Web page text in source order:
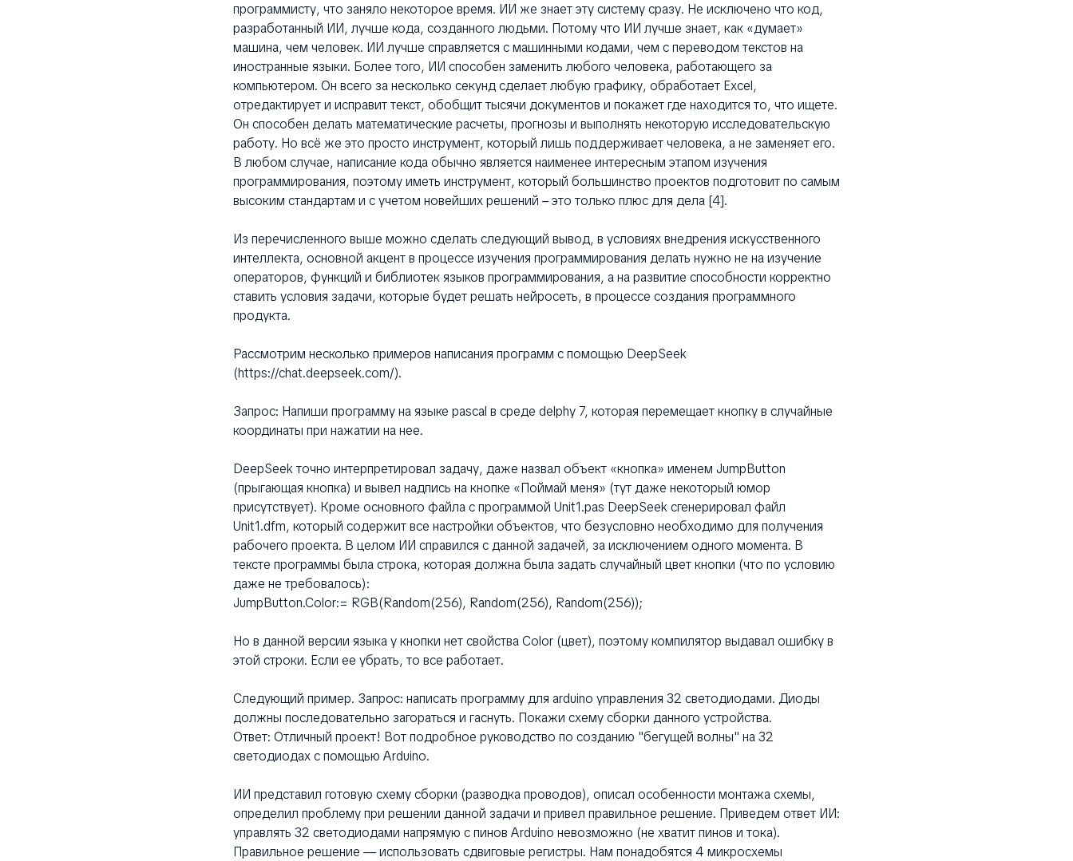
программисту, что заняло некоторое время. ИИ же знает эту систему сразу. Не исключено что код,
разработанный ИИ, лучше кода, созданного людьми. Потому что ИИ лучше знает, как «думает»
машина, чем человек. ИИ лучше справляется с машинными кодами, чем с переводом текстов на
иностранные языки. Более того, ИИ способен заменить любого человека, работающего за
компьютером. Он всего за несколько секунд сделает любую графику, обработает Excel,
отредактирует и исправит текст, обобщит тысячи документов и покажет где находится то, что ищете.
Он способен делать математические расчеты, прогнозы и выполнять некоторую исследовательскую
работу. Но всё же это просто инструмент, который лишь поддерживает человека, а не заменяет его.
В любом случае, написание кода обычно является наименее интересным этапом изучения
программирования, поэтому иметь инструмент, который большинство проектов подготовит по самым
высоким стандартам и с учетом новейших решений – это только плюс для дела [4].
Из перечисленного выше можно сделать следующий вывод, в условиях внедрения искусственного
интеллекта, основной акцент в процессе изучения программирования делать нужно не на изучение
операторов, функций и библиотек языков программирования, а на развитие способности корректно
ставить условия задачи, которые будет решать нейросеть, в процессе создания программного
продукта.
Рассмотрим несколько примеров написания программ с помощью DeepSeek
(https://chat.deepseek.com/).
Запрос: Напиши программу на языке pascal в среде delphy 7, которая перемещает кнопку в случайные
координаты при нажатии на нее.
DeepSeek точно интерпретировал задачу, даже назвал объект «кнопка» именем JumpButton
(прыгающая кнопка) и вывел надпись на кнопке «Поймай меня» (тут даже некоторый юмор
присутствует). Кроме основного файла с программой Unit1.pas DeepSeek сгенерировал файл
Unit1.dfm, который содержит все настройки объектов, что безусловно необходимо для получения
рабочего проекта. В целом ИИ справился с данной задачей, за исключением одного момента. В
тексте программы была строка, которая должна была задать случайный цвет кнопки (что по условию
даже не требовалось):
JumpButton.Color:= RGB(Random(256), Random(256), Random(256));
Но в данной версии языка у кнопки нет свойства Color (цвет), поэтому компилятор выдавал ошибку в
этой строки. Если ее убрать, то все работает.
Следующий пример. Запрос: написать программу для arduino управления 32 светодиодами. Диоды
должны последовательно загораться и гаснуть. Покажи схему сборки данного устройства.
Ответ: Отличный проект! Вот подробное руководство по созданию "бегущей волны" на 32
светодиодах с помощью Arduino.
ИИ представил готовую схему сборки (разводка проводов), описал особенности монтажа схемы,
определил проблему при решении данной задачи и привел правильное решение. Приведем ответ ИИ:
управлять 32 светодиодами напрямую с пинов Arduino невозможно (не хватит пинов и тока).
Правильное решение — использовать сдвиговые регистры. Нам понадобятся 4 микросхемы